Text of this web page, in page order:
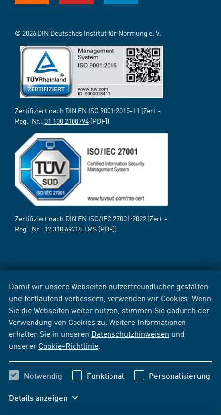
Damit wir unsere Webseiten nutzerfreundlicher gestalten
und fortlaufend verbessern, verwenden wir Cookies. Wenn
Sie die Webseiten weiter nutzen, stimmen Sie dadurch der
Verwendung von Cookies zu. Weitere Informationen
erhalten Sie in unseren Datenschutzhinweisen und
unserer Cookie-Richtlinie
Notwendig Funktional Personalisierung
Details anzeigen
© 2026 DIN Deutsches Institut für Normung e. V.
Zertifiziert nach DIN EN ISO 9001:2015-11 (Zert.-
Reg.-Nr.: 01 100 2100794 [PDF])
Zertifiziert nach DIN EN ISO/IEC 27001:2022 (Zert.-
Reg.-Nr.: 12 310 69718 TMS [PDF])